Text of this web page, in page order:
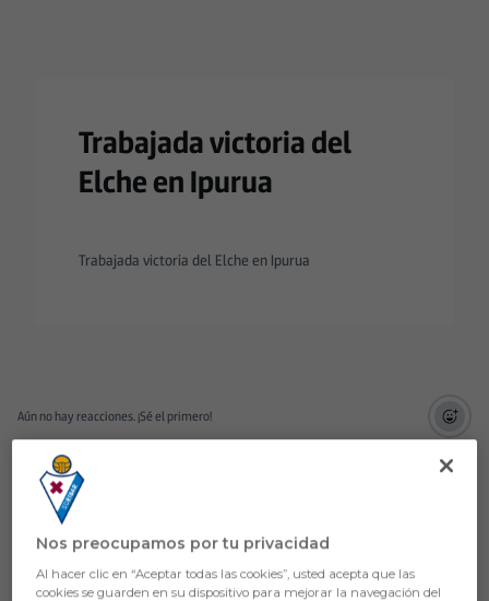
Trabajada victoria del
Elche en Ipurua
Trabajada victoria del Elche en Ipurua
Aún no hay reacciones. ¡Sé el primero!
Nos preocupamos por tu privacidad
Al hacer clic en “Aceptar todas las cookies”, usted acepta que las
cookies se guarden en su dispositivo para mejorar la navegación del